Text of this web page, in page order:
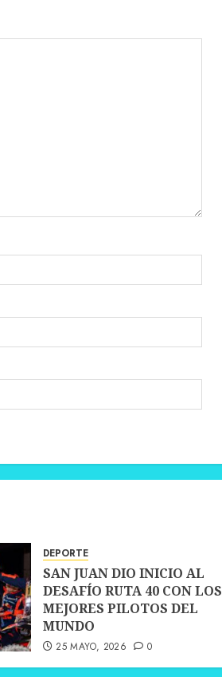
DEPORTE
SAN JUAN DIO INICIO AL
DESAFÍO RUTA 40 CON LOS
MEJORES PILOTOS DEL
MUNDO
25 MAYO, 2026 0